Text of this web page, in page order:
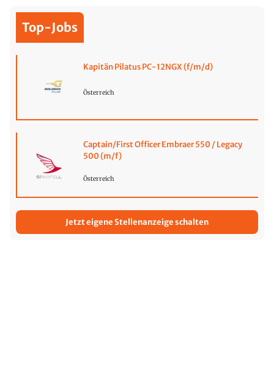
Top-Jobs
Kapitän Pilatus PC-12NGX (f/m/d)
Österreich
Captain/First Officer Embraer 550 / Legacy
500 (m/f)
Österreich
Jetzt eigene Stellenanzeige schalten